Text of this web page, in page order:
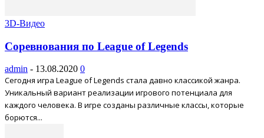
3D-Видео
Соревнования по League of Legends
admin - 13.08.2020 0
Сегодня игра League of Legends стала давно классикой жанра.
Уникальный вариант реализации игрового потенциала для
каждого человека. В игре созданы различные классы, которые
борются...